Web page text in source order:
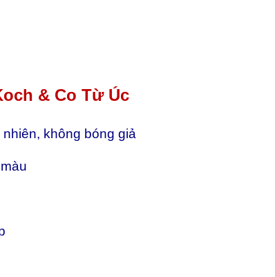
& Co Từ Úc
không bóng giả